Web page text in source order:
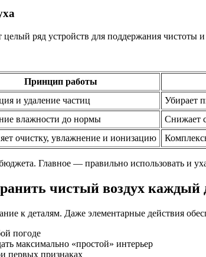
ряд устройств для поддержания чистоты
Принцип работы
и удаление частиц
Убирает
влажности до нормы
Снижает
очистку, увлажнение и ионизацию
Главное — правильно использовать и
чистый воздух каждый
к деталям. Даже элементарные действия
погоде
максимально «простой» интерьер
первых признаках